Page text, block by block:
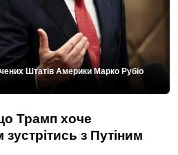
Штатів Америки Марко Рубіо
Трамп хоче
з Путіним